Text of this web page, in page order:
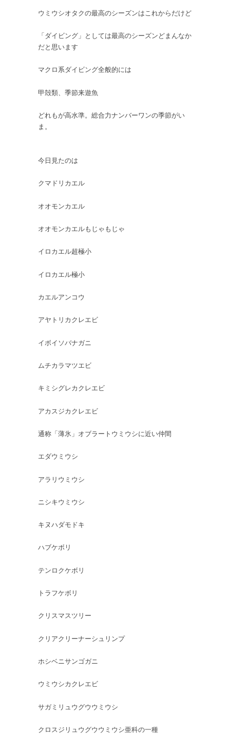
シ
ズ
ん
ウミウシオタクの最高のシーズンはこれからだけど
「ダイビング」としては最高のシーズンどまんなか
だと思います
マクロ系ダイビング全般的には
甲殻類、季節来遊魚
どれもが高水準。総合力ナンバーワンの季節がい
ま。
今日見たのは
クマドリカエル
オオモンカエル
オオモンカエルもじゃもじゃ
イロカエル超極小
イロカエル極小
カエルアンコウ
アヤトリカクレエビ
イボイソバナガニ
ムチカラマツエビ
キミシグレカクレエビ
アカスジカクレエビ
通称「薄氷」オブラートウミウシに近い仲間
エダウミウシ
アラリウミウシ
ニシキウミウシ
キヌハダモドキ
ハブケボリ
テンロクケボリ
トラフケボリ
クリスマスツリー
クリアクリーナーシュリンプ
ホシベニサンゴガニ
ウミウシカクレエビ
サガミリュウグウウミウシ
クロスジリュウグウウミウシ亜科の一種